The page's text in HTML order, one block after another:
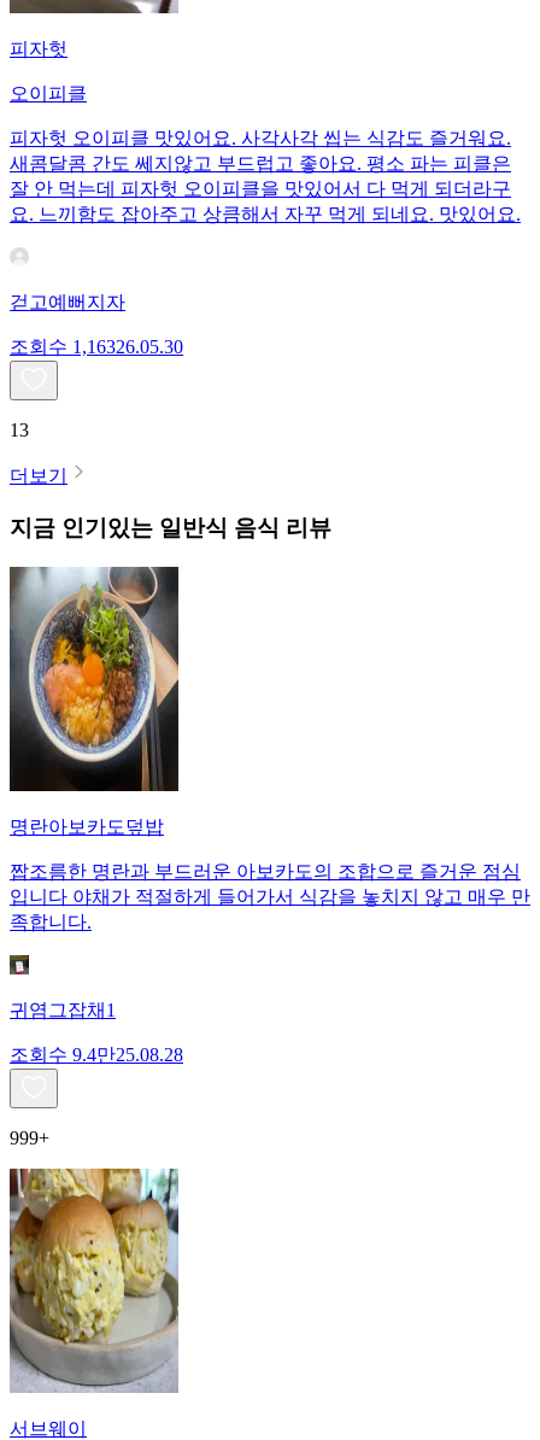
피자헛
오이피클
피자헛 오이피클 맛있어요. 사각사각 씹는 식감도 즐거워요.
새콤달콤 간도 쎄지않고 부드럽고 좋아요. 평소 파는 피클은
잘 안 먹는데 피자헛 오이피클을 맛있어서 다 먹게 되더라구
요. 느끼함도 잡아주고 상큼해서 자꾸 먹게 되네요. 맛있어요.
걷고예뻐지자
조회수 1,16326.05.30
13
더보기
지금 인기있는 일반식 음식 리뷰
명란아보카도덮밥
짭조름한 명란과 부드러운 아보카도의 조합으로 즐거운 점심
입니다 야채가 적절하게 들어가서 식감을 놓치지 않고 매우 만
족합니다.
귀염그잡채1
조회수 9.4만25.08.28
999+
서브웨이